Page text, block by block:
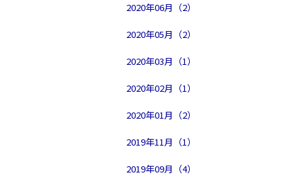
2020年06月（2）
2020年05月（2）
2020年03月（1）
2020年02月（1）
2020年01月（2）
2019年11月（1）
2019年09月（4）